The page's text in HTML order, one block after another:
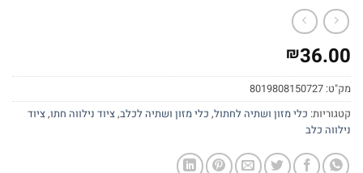
₪36.00
מק"ט: 8019808150727
קטגוריות: כלי מזון ושתיה לחתול, כלי מזון ושתיה לכלב,ציוד נילווה חתו,ציוד
נילווה כלב